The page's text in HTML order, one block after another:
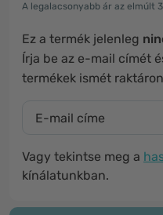
A legalacsonyabb ár az elmúlt
Ez a termék jelenleg
Írja be az e-mail címét
termékek ismét
Vagy tekintse meg a
kínálatunkban.